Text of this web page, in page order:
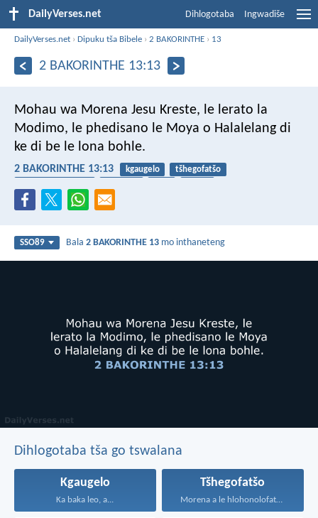
DailyVerses.net Dihlogotaba Ingwadiše
DailyVerses.net ›Dipuku tša Bibele ›2 BAKORINTHE › 13
2 BAKORINTHE 13:13
Mohau wa Morena Jesu Kreste, le lerato la
Modimo, le phedisano le Moya o Halalelang di
ke di be le lona bohle.
2 BAKORINTHE 13:13 kgaugelo
tšhegofatšo
SSO89 Bala2 BAKORINTHE 13 mo inthaneteng
Dihlogotaba tša go tswalana
Kgaugelo
Ka baka leo, a...
Tšhegofatšo
Morena a le hlohonolofatse...